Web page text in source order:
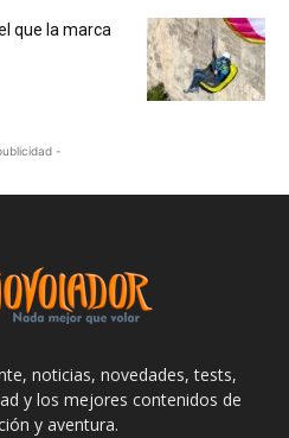
que la marca
-
noticias, novedades, tests,
y los mejores contenidos de
y aventura.